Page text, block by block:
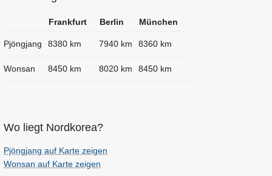
Frankfurt Berlin München
Pjöngjang 8380 km 7940 km 8360 km
Wonsan 8450 km 8020 km 8450 km
Wo liegt Nordkorea?
Pjöngjang auf Karte zeigen
Wonsan auf Karte zeigen